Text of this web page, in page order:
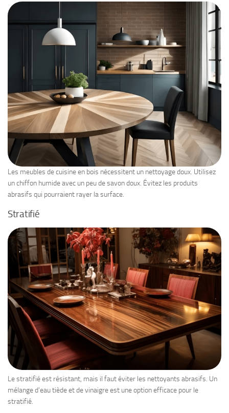
Les meubles de cuisine en bois nécessitent un nettoyage doux. Utilisez
un chiffon humide avec un peu de savon doux. Évitez les produits
abrasifs qui pourraient rayer la surface.
Stratifié
Le stratifié est résistant, mais il faut éviter les nettoyants abrasifs. Un
mélange d’eau tiède et de vinaigre est une option efficace pour le
stratifié.